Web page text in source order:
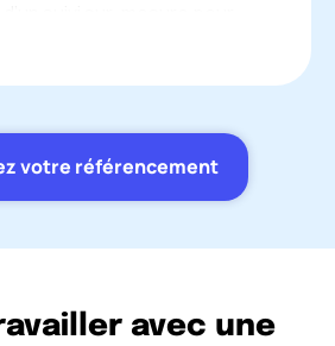
au bon moment, et pour
et pour vous conseiller
activité professionnelle.
satisfaction est la priorité !
votre référencement
avec une